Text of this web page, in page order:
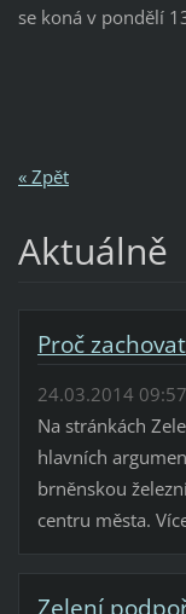
se koná v pondělí
« Zpět
Aktuálně
Proč
24.03.2014 09:57
Na stránkách
hlavních
brněnskou
centru města.
Zelení